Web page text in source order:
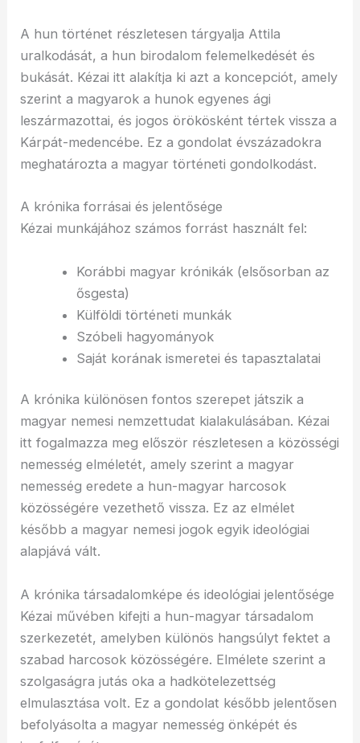
A hun történet részletesen tárgyalja Attila
uralkodását, a hun birodalom felemelkedését és
bukását. Kézai itt alakítja ki azt a koncepciót, amely
szerint a magyarok a hunok egyenes ági
leszármazottai, és jogos örökösként tértek vissza a
Kárpát-medencébe. Ez a gondolat évszázadokra
meghatározta a magyar történeti gondolkodást.
A krónika forrásai és jelentősége
Kézai munkájához számos forrást használt fel:
Korábbi magyar krónikák (elsősorban az
ősgesta)
Külföldi történeti munkák
Szóbeli hagyományok
Saját korának ismeretei és tapasztalatai
A krónika különösen fontos szerepet játszik a
magyar nemesi nemzettudat kialakulásában. Kézai
itt fogalmazza meg először részletesen a közösségi
nemesség elméletét, amely szerint a magyar
nemesség eredete a hun-magyar harcosok
közösségére vezethető vissza. Ez az elmélet
később a magyar nemesi jogok egyik ideológiai
alapjává vált.
A krónika társadalomképe és ideológiai jelentősége
Kézai művében kifejti a hun-magyar társadalom
szerkezetét, amelyben különös hangsúlyt fektet a
szabad harcosok közösségére. Elmélete szerint a
szolgaságra jutás oka a hadkötelezettség
elmulasztása volt. Ez a gondolat később jelentősen
befolyásolta a magyar nemesség önképét és